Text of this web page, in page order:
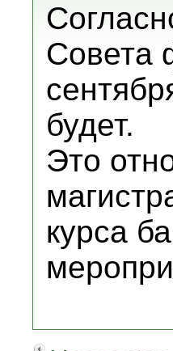
Совета
будет.
Это
курса